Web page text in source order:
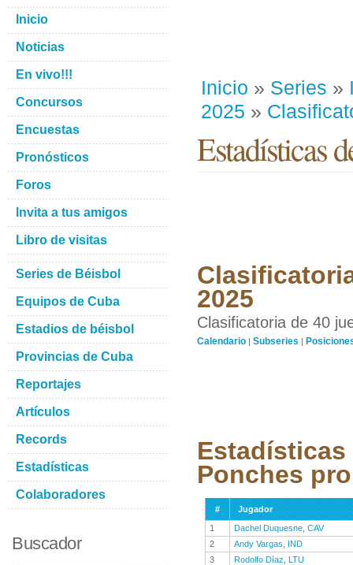
Inicio » Series »
2025 »
Estadísticas
2025
Clasificatoria de 40
Calendario | Subseries |
Ponches
#
Jugador
1
Dachel Duquesne CAV
2
Andy Vargas
IND
3
Rodolfo Díaz
LTU
Inicio
Noticias
En vivo!!!
Concursos
Encuestas
Pronósticos
Foros
Invita a tus amigos
Libro de visitas
Series de Béisbol
Equipos de Cuba
Estadios de béisbol
Provincias de Cuba
Reportajes
Artículos
Records
Estadísticas
Colaboradores
Buscador